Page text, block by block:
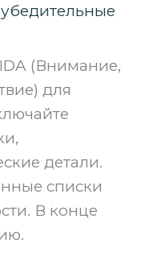
(Внимание,
для
детали.
списки
В конце